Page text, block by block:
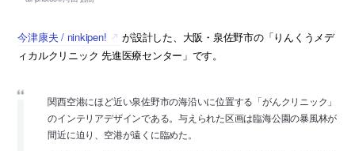
今津康夫 / ninkipen!
が設計した、大阪・泉佐野市の「りんくうメデ
ィカルクリニック 先進医療センター」です。
関西空港にほど近い泉佐野市の海沿いに位置する「がんクリニック」
のインテリアデザインである。与えられた区画は臨海公園の暴風林が
間近に迫り、空港が遠くに臨めた。